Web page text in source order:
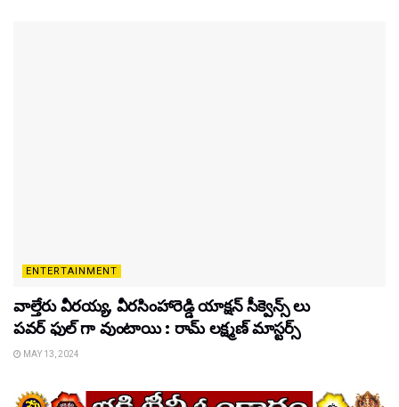
ENTERTAINMENT
వాల్తేరు వీరయ్య, వీరసింహారెడ్డి యాక్షన్ సీక్వెన్స్ లు
పవర్ ఫుల్ గా వుంటాయి : రామ్ లక్ష్మణ్ మాస్టర్స్
MAY 13, 2024